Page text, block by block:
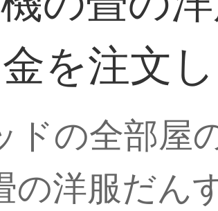
を注文し
ドの全部屋
の洋服だん